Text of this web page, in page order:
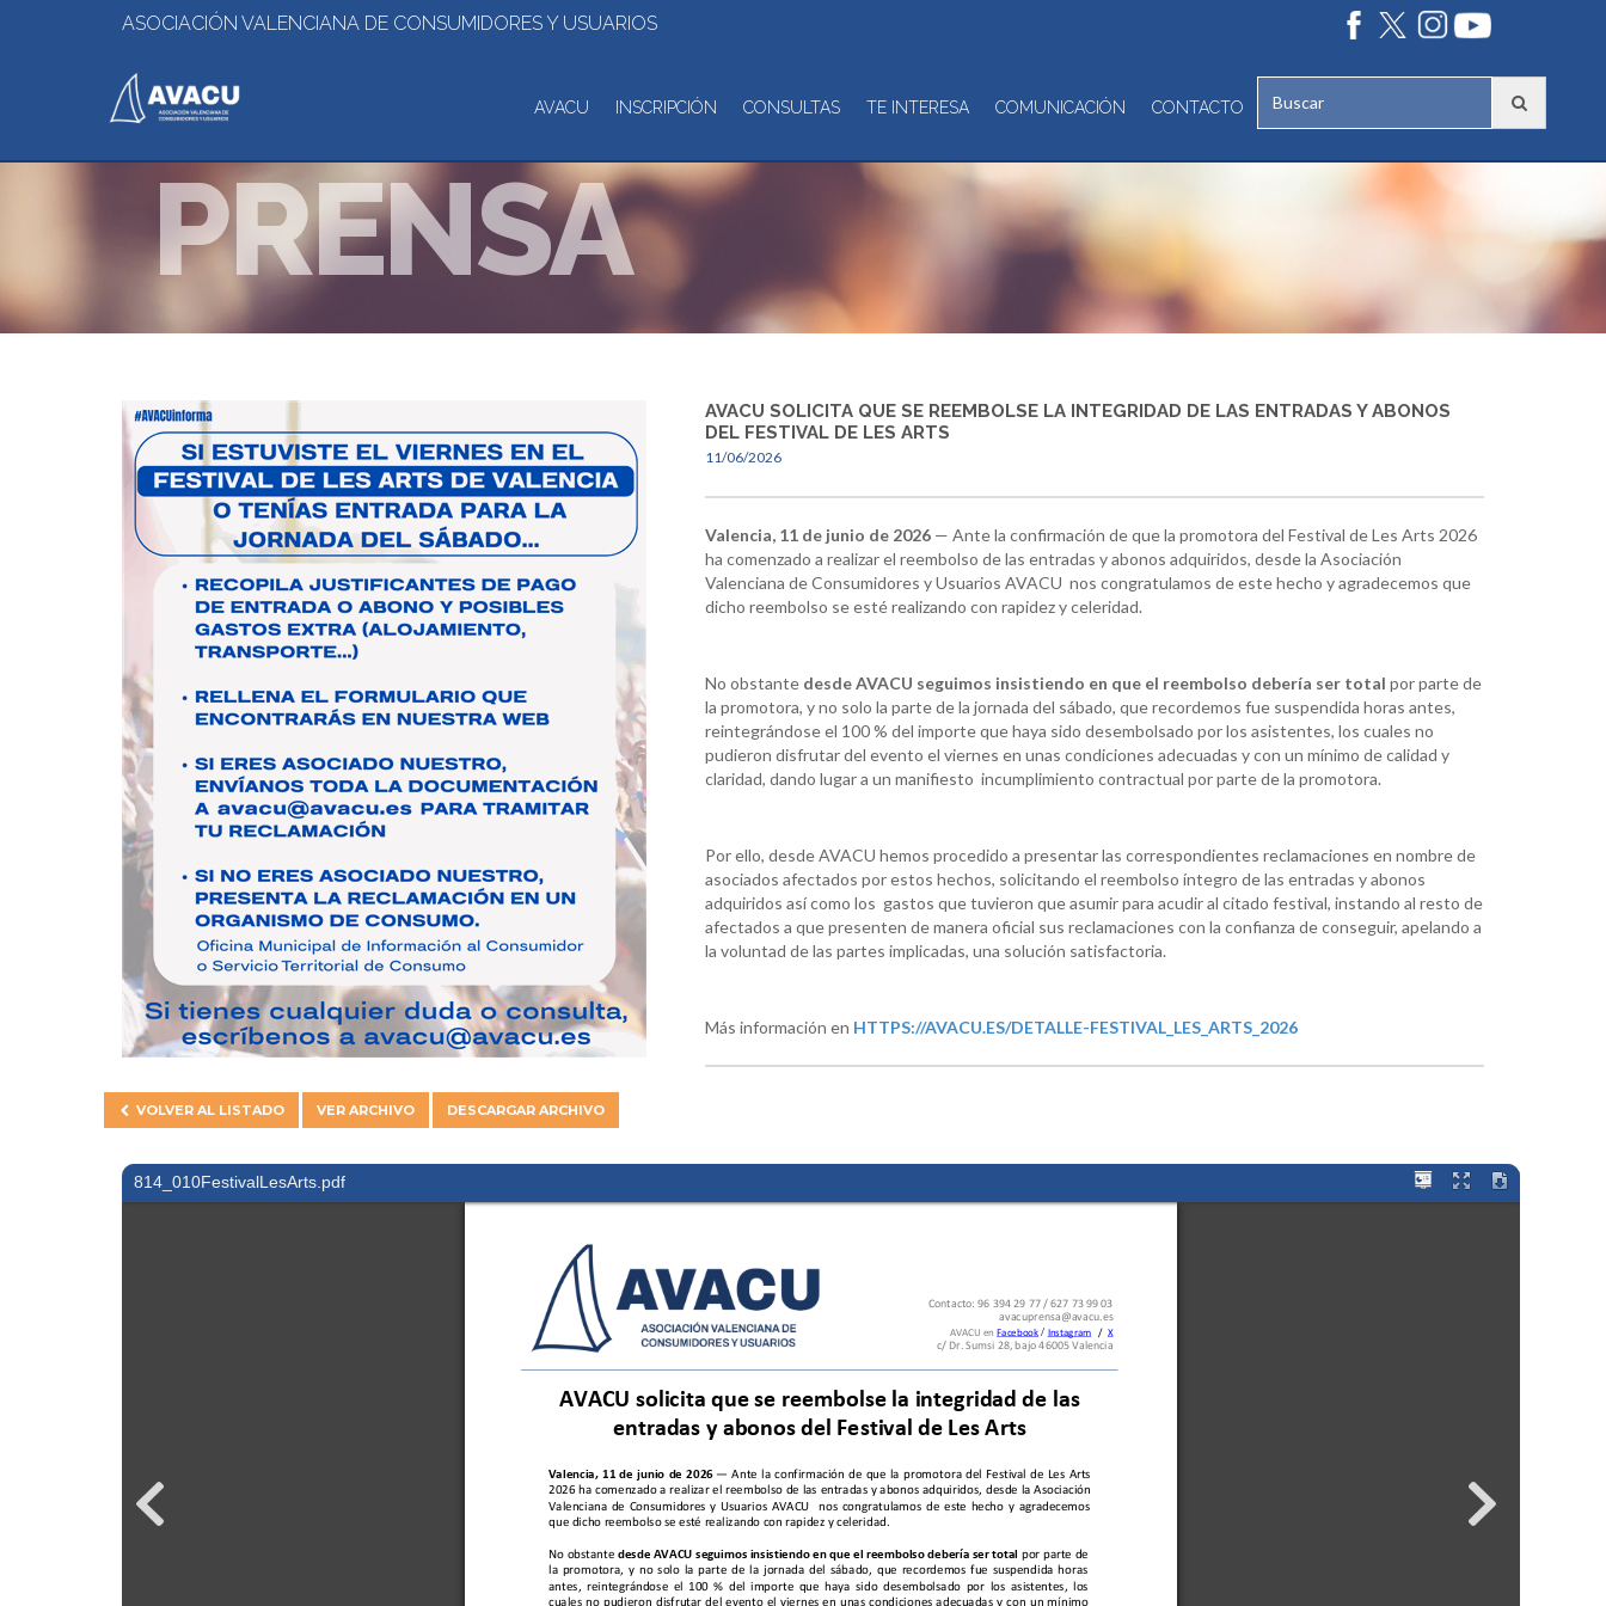
ASOCIACIÓN VALENCIANA DE CONSUMIDORES Y USUARIOS
AVACU INSCRIPCIÓN CONSULTAS TE INTERESA COMUNICACIÓN CONTACTO
PRENSA
AVACU SOLICITA QUE SE REEMBOLSE LA INTEGRIDAD DE LAS ENTRADAS Y ABONOS
DEL FESTIVAL DE LES ARTS
11/06/2026
Valencia, 11 de junio de 2026— Ante la confirmación de que la promotora del Festival de Les Arts 2026
ha comenzado a realizar el reembolso de las entradas y abonos adquiridos, desde la Asociación
Valenciana de Consumidores y Usuarios AVACU nos congratulamos de este hecho y agradecemos que
dicho reembolso se esté realizando con rapidez y celeridad.
No obstante desde AVACU seguimos insistiendo en que el reembolso debería ser total por parte de
la promotora, y no solo la parte de la jornada del sábado, que recordemos fue suspendida horas antes,
reintegrándose el 100 % del importe que haya sido desembolsado por los asistentes, los cuales no
pudieron disfrutar del evento el viernes en unas condiciones adecuadas y con un mínimo de calidad y
claridad, dando lugar a un manifiesto incumplimiento contractual por parte de la promotora.
Por ello, desde AVACU hemos procedido a presentar las correspondientes reclamaciones en nombre de
asociados afectados por estos hechos, solicitando el reembolso íntegro de las entradas y abonos
adquiridos así como los gastos que tuvieron que asumir para acudir al citado festival, instando al resto de
afectados a que presenten de manera oficial sus reclamaciones con la confianza de conseguir, apelando a
la voluntad de las partes implicadas, una solución satisfactoria.
Más información en HTTPS://AVACU.ES/DETALLE-FESTIVAL_LES_ARTS_2026
VOLVER AL LISTADO VER ARCHIVO DESCARGAR ARCHIVO